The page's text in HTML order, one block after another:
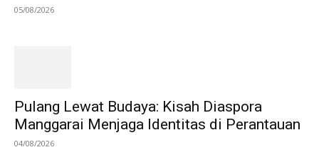
05/08/2026
Pulang Lewat Budaya: Kisah Diaspora
Manggarai Menjaga Identitas di Perantauan
04/08/2026